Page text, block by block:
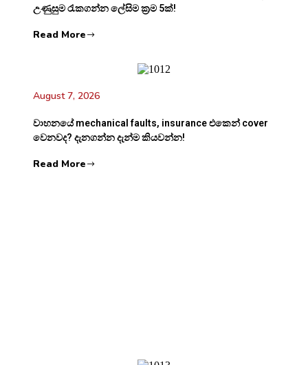
උණුසුම රැකගන්න ලේසිම ක්‍රම 5ක්!
Read More
August 7, 2026
වාහනයේ mechanical faults, insurance එකෙන් cover
වෙනවද? දැනගන්න දැන්ම කියවන්න!
Read More